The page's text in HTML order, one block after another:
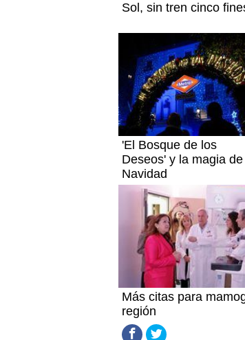
Sol, sin tren cinco
'El Bosque de los
Deseos' y la magia
Navidad
Más citas para
región